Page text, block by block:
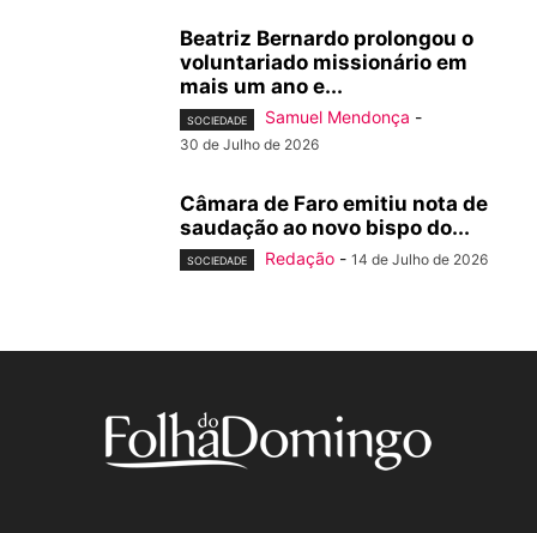
Beatriz Bernardo prolongou o
voluntariado missionário em
mais um ano e...
SOCIEDADE Samuel Mendonça -
30 de Julho de 2026
Câmara de Faro emitiu nota de
saudação ao novo bispo do...
SOCIEDADE Redação - 14 de Julho de 2026